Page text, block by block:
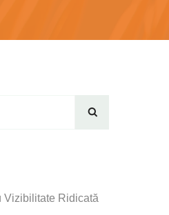

Vizibilitate Ridicată